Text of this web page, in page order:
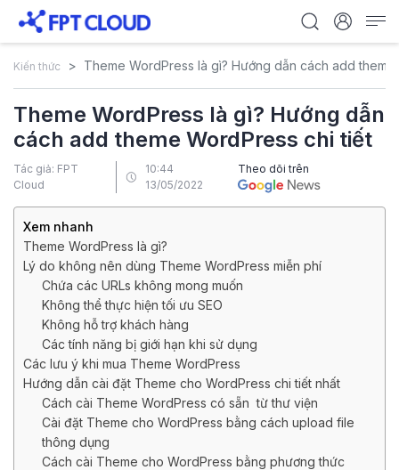
Kiến thức Theme WordPress là gì? Hướng dẫn cách add
Theme WordPress là gì? Hướng dẫn
cách add theme WordPress chi tiết
Tác giả: FPT
Cloud
10:44
13/05/2022
Theo dõi trên
Xem nhanh
Theme WordPress là gì?
Lý do không nên dùng Theme WordPress miễn phí
Chứa các URLs không mong muốn
Không thể thực hiện tối ưu SEO
Không hỗ trợ khách hàng
Các tính năng bị giới hạn khi sử dụng
Các lưu ý khi mua Theme WordPress
Hướng dẫn cài đặt Theme cho WordPress chi tiết nhất
Cách cài Theme WordPress có sẵn từ thư viện
Cài đặt Theme cho WordPress bằng cách upload file
thông dụng
Cách cài Theme cho WordPress bằng phương thức